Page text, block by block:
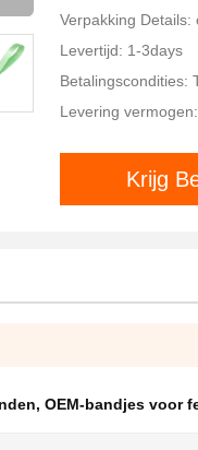
Verpakking Details:
Levertijd: 1-3days
Betalingscondities:
Levering
Krijg
, OEM-bandjes voor